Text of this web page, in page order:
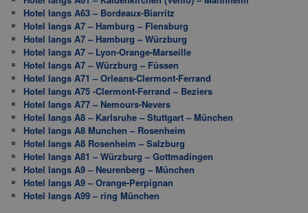
Hotel langs A63 – Bordeaux-Biarritz
Hotel langs A7 – Hamburg – Flensburg
Hotel langs A7 – Hamburg – Würzburg
Hotel langs A7 – Lyon-Orange-Marseille
Hotel langs A7 – Würzburg – Füssen
Hotel langs A71 – Orleans-Clermont-Ferrand
Hotel langs A75 -Clermont-Ferrand – Beziers
Hotel langs A77 – Nemours-Nevers
Hotel langs A8 – Karlsruhe – Stuttgart – München
Hotel langs A8 Munchen – Rosenheim
Hotel langs A8 Rosenheim – Salzburg
Hotel langs A81 – Würzburg – Gottmadingen
Hotel langs A9 – Neurenberg – München
Hotel langs A9 – Orange-Perpignan
Hotel langs A99 – ring München